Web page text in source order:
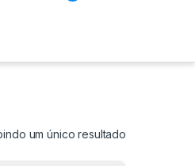
um único resultado